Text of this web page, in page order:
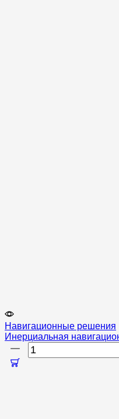
Навигационные решения
Инерциальная
Количество
товара